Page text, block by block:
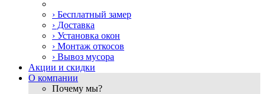
› Бесплатный замер
› Доставка
› Установка окон
› Монтаж откосов
› Вывоз мусора
Акции и скидки
О компании
Почему мы?